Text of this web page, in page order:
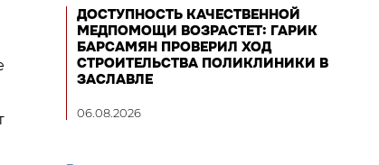
ДОСТУПНОСТЬ КАЧЕСТВЕННОЙ
МЕДПОМОЩИ ВОЗРАСТЕТ: ГАРИК
БАРСАМЯН ПРОВЕРИЛ ХОД
СТРОИТЕЛЬСТВА ПОЛИКЛИНИКИ В
ЗАСЛАВЛЕ
06.08.2026